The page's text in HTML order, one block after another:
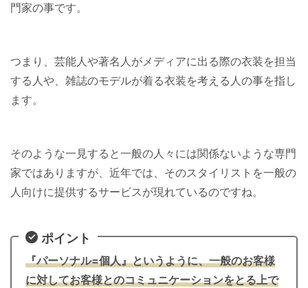
門家の事です。
つまり、芸能人や著名人がメディアに出る際の衣装を担当
する人や、雑誌のモデルが着る衣装を考える人の事を指し
ます。
そのような一見すると一般の人々には関係ないような専門
家ではありますが、近年では、そのスタイリストを一般の
人向けに提供するサービスが現れているのですね。
ポイント
『パーソナル=個人』というように、一般のお客様
に対してお客様とのコミュニケーションをとる上で